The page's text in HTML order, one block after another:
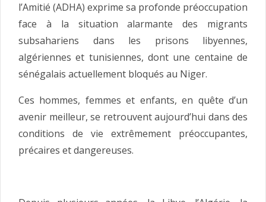
l’Amitié (ADHA) exprime sa profonde préoccupation
face à la situation alarmante des migrants
subsahariens dans les prisons libyennes,
algériennes et tunisiennes, dont une centaine de
sénégalais actuellement bloqués au Niger.
Ces hommes, femmes et enfants, en quête d’un
avenir meilleur, se retrouvent aujourd’hui dans des
conditions de vie extrêmement préoccupantes,
précaires et dangereuses.